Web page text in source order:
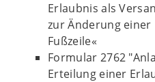
Erlaubnis als
zur Änderung
Fußzeile«
Formular 2762
Erteilung einer